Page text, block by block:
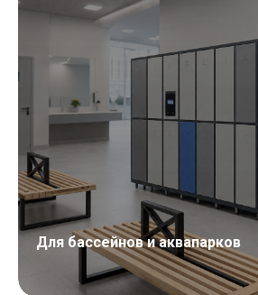
Для бассейнов и аквапарков